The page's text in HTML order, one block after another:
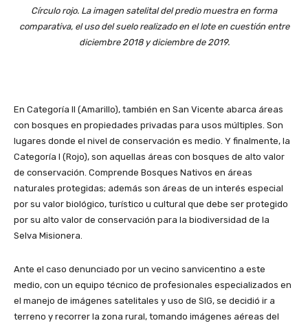
Círculo rojo. La imagen satelital del predio muestra en forma
comparativa, el uso del suelo realizado en el lote en cuestión entre
diciembre 2018 y diciembre de 2019.
En Categoría II (Amarillo), también en San Vicente abarca áreas
con bosques en propiedades privadas para usos múltiples. Son
lugares donde el nivel de conservación es medio. Y finalmente, la
Categoría I (Rojo), son aquellas áreas con bosques de alto valor
de conservación. Comprende Bosques Nativos en áreas
naturales protegidas; además son áreas de un interés especial
por su valor biológico, turístico u cultural que debe ser protegido
por su alto valor de conservación para la biodiversidad de la
Selva Misionera.
Ante el caso denunciado por un vecino sanvicentino a este
medio, con un equipo técnico de profesionales especializados en
el manejo de imágenes satelitales y uso de SIG, se decidió ir a
terreno y recorrer la zona rural, tomando imágenes aéreas del